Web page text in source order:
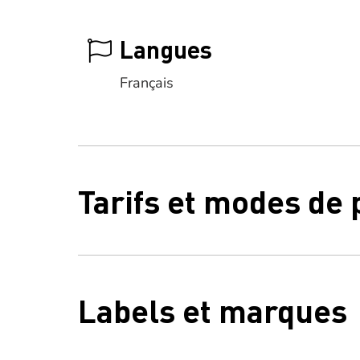
Langues
Français
Tarifs et modes de
Labels et marques